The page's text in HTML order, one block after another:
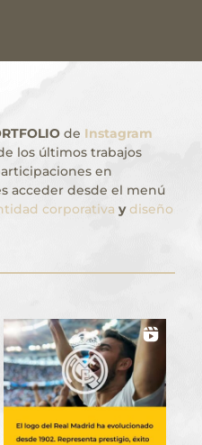
de Instagram
los últimos trabajos
en
acceder desde el menú
corporativa ydiseño